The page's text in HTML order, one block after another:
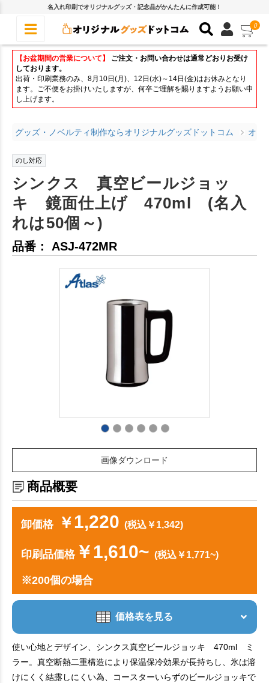
名入れ印刷でオリジナルグッズ・記念品がかんたんに作成可能！
0
【お盆期間の営業について】
ご注文・お問い合わせは通常どおりお受け
しております。
出荷・印刷業務のみ、8月10日(月)、12日(水)～14日(金)はお休みとなり
ます。ご不便をお掛けいたしますが、何卒ご理解を賜りますようお願い申
し上げます。
グッズ・ノベルティ制作ならオリジナルグッズドットコム オリ
のし対応
シンクス 真空ビールジョッ
キ 鏡面仕上げ 470ml (名入
れは50個～)
品番： ASJ-472MR
画像ダウンロード
商品概要
卸価格 ￥1,220 (税込￥1,342)
印刷品価格￥1,610~ (税込￥1,771~)
※200個の場合
価格表を見る
使い心地とデザイン、シンクス真空ビールジョッキ 470ml ミ
ラー。真空断熱二重構造により保温保冷効果が長持ちし、氷は溶
けにくく結露しにくい為、コースターいらずのビールジョッキで